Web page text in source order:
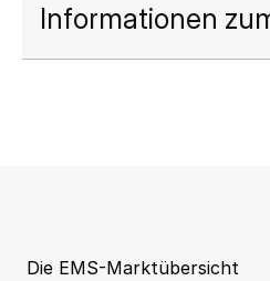
Informationen
Die EMS-Marktübersicht